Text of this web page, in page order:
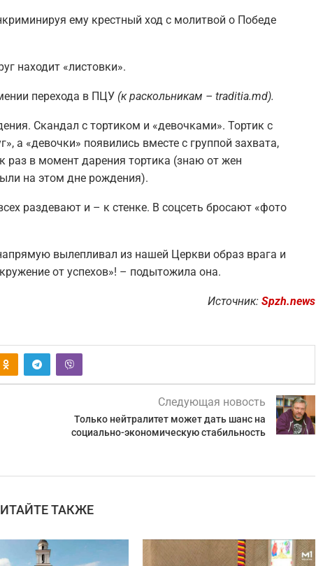
ему крестный ход с молитвой о Победе
находит «листовки».
перехода в ПЦУ (к раскольникам – traditia.md).
Скандал с тортиком и «девочками». Тортик с
а «девочки» появились вместе с группой захвата,
раз в момент дарения тортика (знаю от жен
на этом дне рождения).
раздевают и – к стенке. В соцсеть бросают «фото
вылепливал из нашей Церкви образ врага и
от успехов»! – подытожила она.
Источник: Spzh.news
Следующая новость
Только нейтралитет может дать шанс на
социально-экономическую стабильность
ТАКЖЕ